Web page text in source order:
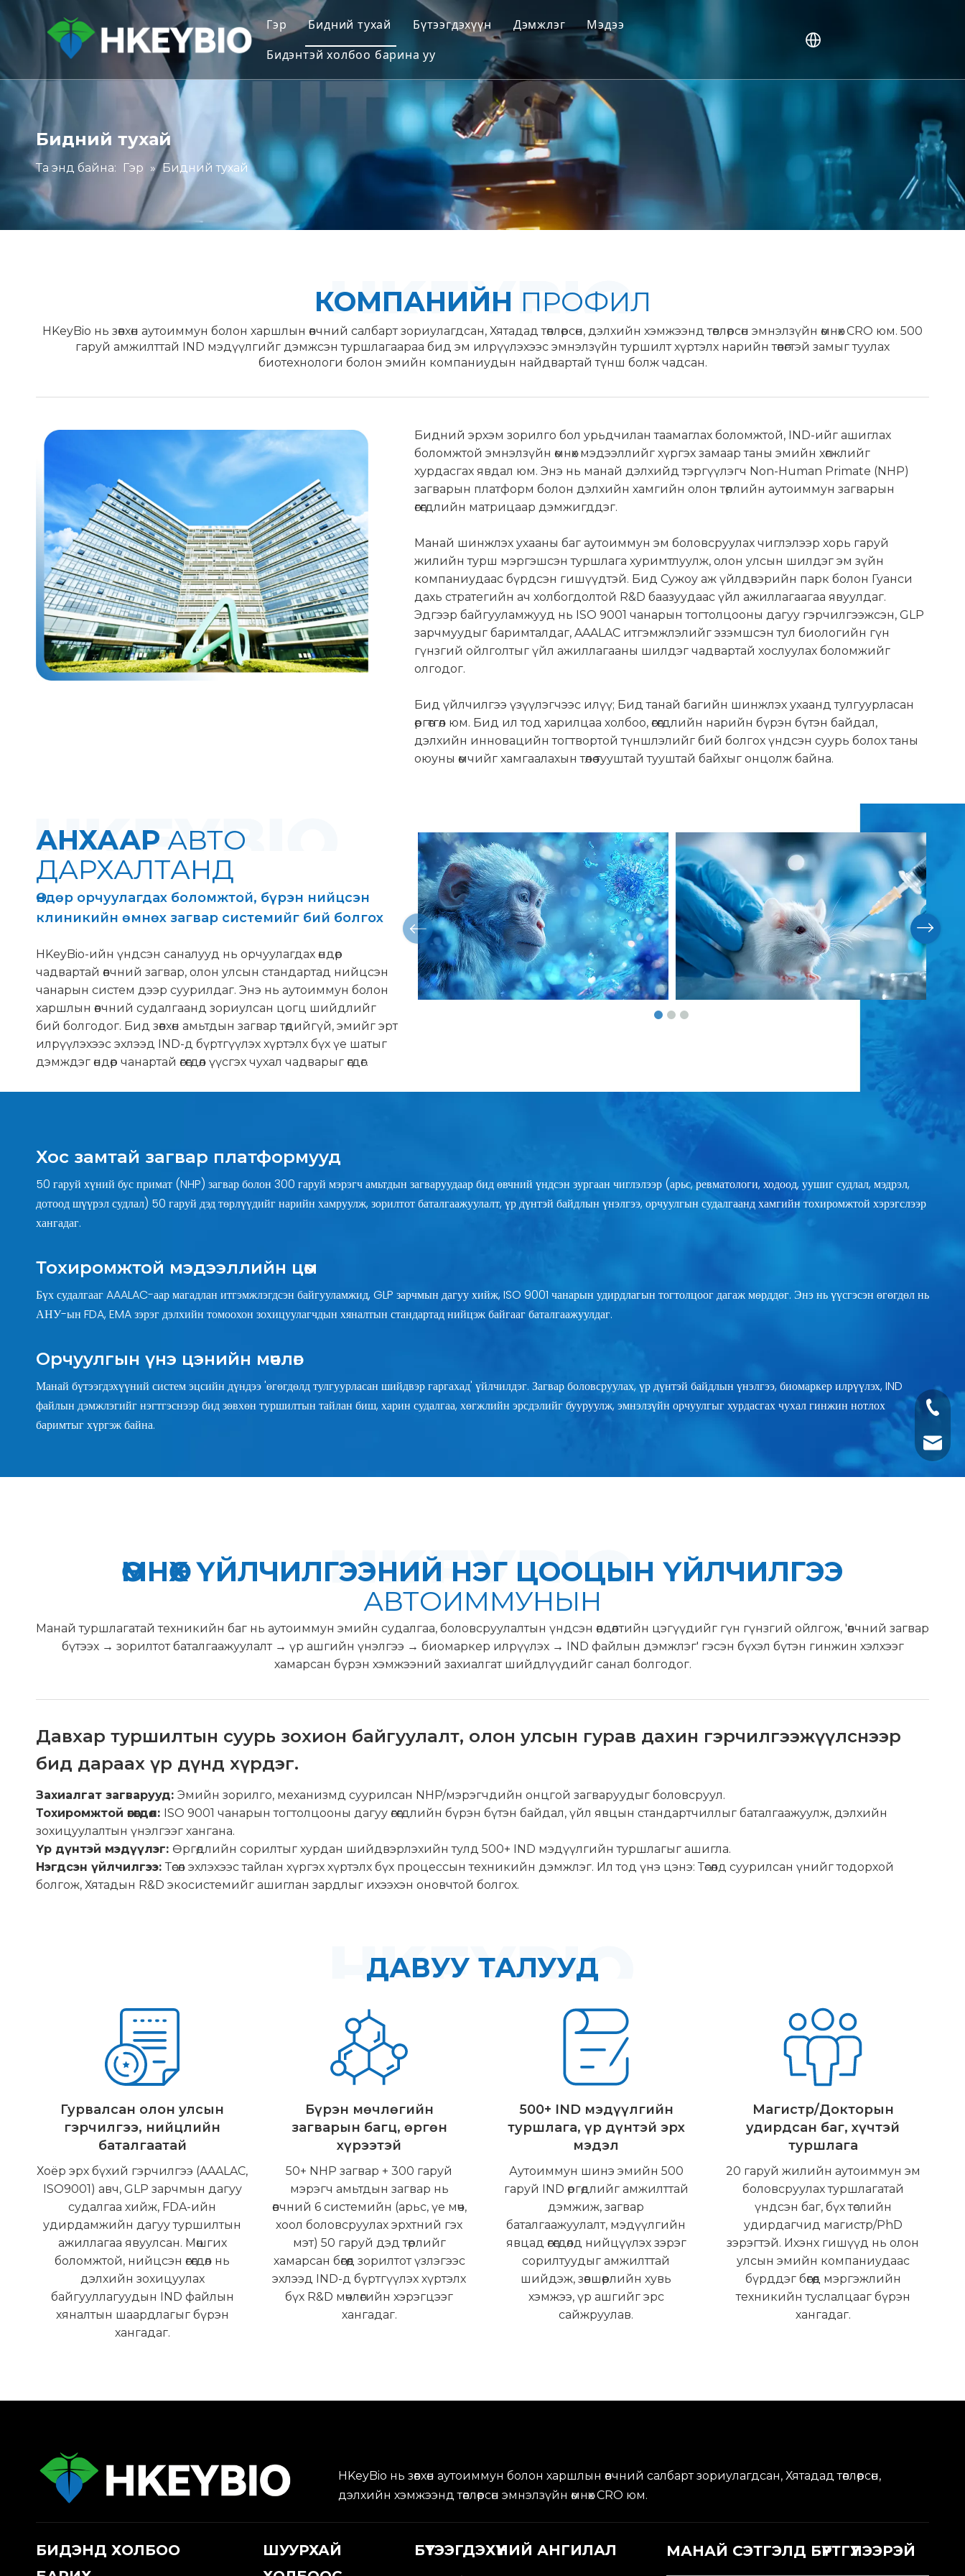
Гэр Бидний тухай Бүтээгдэхүүн
Хүний бус примат (NHP) загварууд
Мэрэгч амьтдын загварууд
Хүний эд ба Ex Vivo загварууд
Үр ашгийн нэгдсэн үнэлгээ
Орчуулгын анагаах ухаан ба биомаркер
IND илгээх дэмжлэг
Дэмжлэг
Татаж авах
Түгээмэл асуулт
Үйлч�л ажиллагааны механизм (MOA) судалгаа
Мэдээ
Бидэнтэй холбоо барина уу
Бидний тухай
Та энд байна: Гэр » Бидний тухай
КОМПАНИЙН ПРОФИЛ
HKeyBio нь зөвхөн аутоиммун болон харшлын өвчний салбарт зориулагдсан, Хятадад төвлөрсөн, дэлхийн хэмжээнд төвлөрсөн эмнэлзүйн өмнөх CRO юм. 500
гаруй амжилттай IND мэдүүлгийг дэмжсэн туршлагаараа бид эм илрүүлэхээс эмнэлзүйн туршилт хүртэлх нарийн төвөгтэй замыг туулах
биотехнологи болон эмийн компаниудын найдвартай түнш болж чадсан.
Бидний эрхэм зорилго бол урьдчилан таамаглах боломжтой, IND-ийг ашиглах
боломжтой эмнэлзүйн өмнөх мэдээллийг хүргэх замаар таны эмийн хөгжлийг
хурдасгах явдал юм. Энэ нь манай дэлхийд тэргүүлэгч Non-Human Primate (NHP)
загварын платформ болон дэлхийн хамгийн олон төрлийн аутоиммун загварын
өгөгдлийн матрицаар дэмжигддэг.
Манай шинжлэх ухааны баг аутоиммун эм боловсруулах чиглэлээр хорь гаруй
жилийн турш мэргэшсэн туршлага хуримтлуулж, олон улсын шилдэг эм зүйн
компаниудаас бүрдсэн гишүүдтэй. Бид Сужоу аж үйлдвэрийн парк болон Гуанси
дахь стратегийн ач холбогдолтой R&D баазуудаас үйл ажиллагаагаа явуулдаг.
Эдгээр байгууламжууд нь ISO 9001 чанарын тогтолцооны дагуу гэрчилгээжсэн, GLP
зарчмуудыг баримталдаг, AAALAC итгэмжлэлийг эзэмшсэн тул биологийн гүн
гүнзгий ойлголтыг үйл ажиллагааны шилдэг чадвартай хослуулах боломжийг
олгодог.
Бид үйлчилгээ үзүүлэгчээс илүү; Бид танай багийн шинжлэх ухаанд тулгуурласан
өргөтгөл юм. Бид ил тод харилцаа холбоо, өгөгдлийн нарийн бүрэн бүтэн байдал,
дэлхийн инновацийн тогтвортой түншлэлийг бий болгох үндсэн суурь болох таны
оюуны өмчийг хамгаалахын төлөө тууштай тууштай байхыг онцолж байна.
АНХААР АВТО
ДАРХАЛТАНД
Өндөр орчуулагдах боломжтой, бүрэн нийцсэн
клиникийн өмнөх загвар системийг бий болгох
HKeyBio-ийн үндсэн саналууд нь орчуулагдах өндөр
чадвартай өвчний загвар, олон улсын стандартад нийцсэн
чанарын систем дээр суурилдаг. Энэ нь аутоиммун болон
харшлын өвчний судалгаанд зориулсан цогц шийдлийг
бий болгодог. Бид зөвхөн амьтдын загвар төдийгүй, эмийг эрт
илрүүлэхээс эхлээд IND-д бүртгүүлэх хүртэлх бүх үе шатыг
дэмждэг өндөр чанартай өгөгдөл үүсгэх чухал чадварыг өгдөг.
Хос замтай загвар платформууд
50 гаруй хүний ​​бус примат (NHP) загвар болон 300 гаруй мэрэгч амьтдын загваруудаар бид өвчний үндсэн зургаан чиглэлээр (арьс, ревматологи, ходоод, уушиг судлал, мэдрэл,
дотоод шүүрэл судлал) 50 гаруй дэд төрлүүдийг нарийн хамруулж, зорилтот баталгаажуулалт, үр дүнтэй байдлын үнэлгээ, орчуулгын судалгаанд хамгийн тохиромжтой хэрэгслээр
хангадаг.
Тохиромжтой мэдээллийн цөм
Бүх судалгааг AAALAC-аар магадлан итгэмжлэгдсэн байгууламжид, GLP зарчмын дагуу хийж, ISO 9001 чанарын удирдлагын тогтолцоог дагаж мөрддөг. Энэ нь үүсгэсэн өгөгдөл нь
АНУ-ын FDA, EMA зэрэг дэлхийн томоохон зохицуулагчдын хяналтын стандартад нийцэж байгааг баталгаажуулдаг.
Орчуулгын үнэ цэнийн мөчлөг
Манай бүтээгдэхүүний систем эцсийн дүндээ 'өгөгдөлд тулгуурласан шийдвэр гаргахад' үйлчилдэг. Загвар боловсруулах, үр дүнтэй байдлын үнэлгээ, биомаркер илрүүлэх, IND
файлын дэмжлэгийг нэгтгэснээр бид зөвхөн туршилтын тайлан биш, харин судалгаа, хөгжлийн эрсдэлийг бууруулж, эмнэлзүйн орчуулгыг хурдасгах чухал гинжин нотлох
баримтыг хүргэж байна.
ӨМНӨХ ҮЙЛЧИЛГЭЭНИЙ НЭГ ЦООЦЫН ҮЙЛЧИЛГЭЭ
АВТОИММУНЫН
Манай туршлагатай техникийн баг нь аутоиммун эмийн судалгаа, боловсруулалтын үндсэн өвдөлтийн цэгүүдийг гүн гүнзгий ойлгож, 'өвчний загвар
бүтээх → зорилтот баталгаажуулалт → үр ашгийн үнэлгээ → биомаркер илрүүлэх → IND файлын дэмжлэг' гэсэн бүхэл бүтэн гинжин хэлхээг
хамарсан бүрэн хэмжээний захиалгат шийдлүүдийг санал болгодог.
Давхар туршилтын суурь зохион байгуулалт, олон улсын гурав дахин гэрчилгээжүүлснээр
бид дараах үр дүнд хүрдэг.
Захиалгат загварууд: Эмийн зорилго, механизмд суурилсан NHP/мэрэгчдийн онцгой загваруудыг боловсруул.
Тохиромжтой өгөгдөл: ISO 9001 чанарын тогтолцооны дагуу өгөгдлийн бүрэн бүтэн байдал, үйл явцын стандартчиллыг баталгаажуулж, дэлхийн
зохицуулалтын үнэлгээг хангана.
Үр дүнтэй мэдүүлэг: Өргөдлийн сорилтыг хурдан шийдвэрлэхийн тулд 500+ IND мэдүүлгийн туршлагыг ашигла.
Нэгдсэн үйлчилгээ: Төсөл эхлэхээс тайлан хүргэх хүртэлх бүх процессын техникийн дэмжлэг. Ил тод үнэ цэнэ: Төсөлд суурилсан үнийг тодорхой
болгож, Хятадын R&D экосистемийг ашиглан зардлыг ихээхэн оновчтой болгох.
ДАВУУ ТАЛУУД
Гурвалсан олон улсын
гэрчилгээ, нийцлийн
баталгаатай
Хоёр эрх бүхий гэрчилгээ (AAALAC,
ISO9001) авч, GLP зарчмын дагуу
судалгаа хийж, FDA-ийн
удирдамжийн дагуу туршилтын
ажиллагаа явуулсан. Мөшгих
боломжтой, нийцсэн өгөгдөл нь
дэлхийн зохицуулах
байгууллагуудын IND файлын
хяналтын шаардлагыг бүрэн
хангадаг.
Бүрэн мөчлөгийн
загварын багц, өргөн
хүрээтэй
50+ NHP загвар + 300 гаруй
мэрэгч амьтдын загвар нь
өвчний 6 системийн (арьс, үе мөч,
хоол боловсруулах эрхтний гэх
мэт) 50 гаруй дэд төрлийг
хамарсан бөгөөд зорилтот үзлэгээс
эхлээд IND-д бүртгүүлэх хүртэлх
бүх R&D мөчлөгийн хэрэгцээг
хангадаг.
500+ IND мэдүүлгийн
туршлага, үр дүнтэй эрх
мэдэл
Аутоиммун шинэ эмийн 500
гаруй IND өргөдлийг амжилттай
дэмжиж, загвар
баталгаажуулалт, мэдүүлгийн
явцад өгөгдөлд нийцүүлэх зэрэг
сорилтуудыг амжилттай
шийдэж, зөвшөөрлийн хувь
хэмжээ, үр ашгийг эрс
сайжруулав.
Магистр/Докторын
удирдсан баг, хүчтэй
туршлага
20 гаруй жилийн аутоиммун эм
боловсруулах туршлагатай
үндсэн баг, бүх төслийн
удирдагчид магистр/PhD
зэрэгтэй. Ихэнх гишүүд нь олон
улсын эмийн компаниудаас
бүрддэг бөгөөд мэргэжлийн
техникийн туслалцааг бүрэн
хангадаг.
HKeyBio нь зөвхөн аутоиммун болон харшлын өвчний салбарт зориулагдсан, Хятадад төвлөрсөн,
дэлхийн хэмжээнд төвлөрсөн эмнэлзүйн өмнөх CRO юм.
БИДЭНД ХОЛБОО
+1
+86-
ШУУРХАЙ
БҮТЭЭГДЭХҮҮНИЙ АНГИЛАЛ МАНАЙ СЭТГЭЛД БҮРТГҮҮЛЭЭРЭЙ